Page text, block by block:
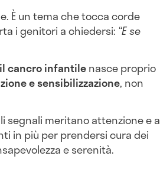
È un tema che tocca corde
i genitori a chiedersi: “E se
cancro infantilenasce proprio
e sensibilizzazione, non
segnali meritano attenzione e a
in più per prendersi cura dei
e serenità.